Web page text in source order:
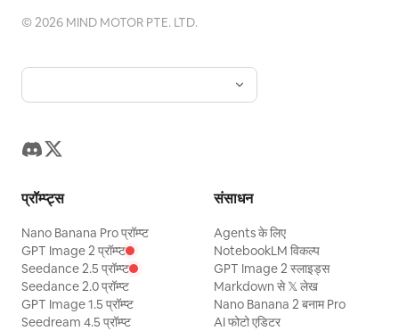
©2026 MIND MOTOR PTE. LTD.
प्रॉम्प्ट्स
Nano Banana Pro प्रॉम्प्ट
GPT Image 2 प्रॉम्प्ट
Seedance 2.5 प्रॉम्प्ट
Seedance 2.0 प्रॉम्प्ट
GPT Image 1.5 प्रॉम्प्ट
Seedream 4.5 प्रॉम्प्ट
संसाधन
Agents के लिए
NotebookLM विकल्प
GPT Image 2 स्लाइड्स
Markdown से 𝕏 लेख
Nano Banana 2 बनाम Pro
AI फोटो एडिटर